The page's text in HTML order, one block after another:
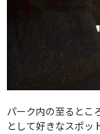
パーク内の至るとこ
として好きなスポッ